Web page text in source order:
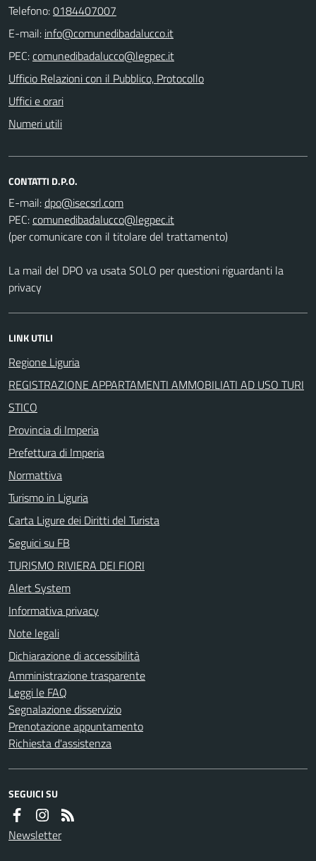
Telefono:0184407007
E-mail:
PEC:
Ufficio Relazioni con il Pubblico, Protocollo
Uffici e orari
Numeri utili
CONTATTI D.P.O.
E-mail:
PEC:
(per comunicare con il titolare del trattamento)
La mail del DPO va usata SOLO per questioni riguardanti la
privacy
LINK UTILI
Regione Liguria
REGISTRAZIONE APPARTAMENTI AMMOBILIATI AD USO TURI
STICO
Provincia di Imperia
Prefettura di Imperia
Normattiva
Turismo in Liguria
Carta Ligure dei Diritti del Turista
Seguici su FB
TURISMO RIVIERA DEI FIORI
Alert System
Informativa privacy
Note legali
Dichiarazione di accessibilità
Amministrazione trasparente
Leggi le FAQ
Segnalazione disservizio
Prenotazione appuntamento
Richiesta d'assistenza
SEGUICI SU
Newsletter